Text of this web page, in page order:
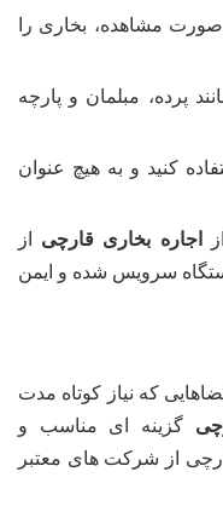
مشاهده، بخاری را
پرده، مبلمان و پارچه
کنید و به هیچ عنوان
اجاره بخاری قارچی از
سرویس شده و ایمن
که نیاز کوتاه مدت
گزینه ای مناسب و
از شرکت های معتبر